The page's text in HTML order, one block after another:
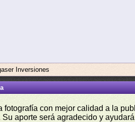
Inversiones
fotografía con mejor calidad a la
Su aporte será agradecido y